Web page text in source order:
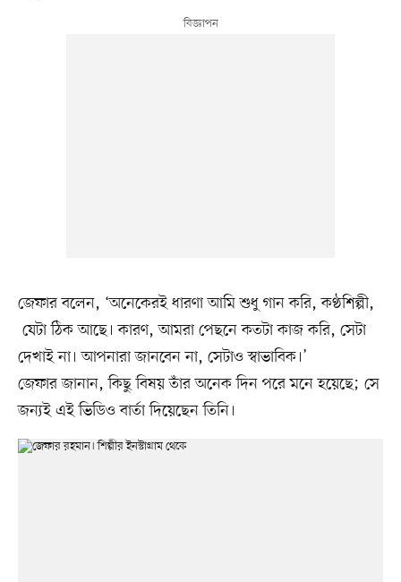
জেফার বলেন, ‘অনেকেরই ধারণা আমি শুধু গান করি, কণ্ঠশিল্পী,
যেটা ঠিক আছে। কারণ, আমরা পেছনে কতটা কাজ করি, সেটা
দেখাই না। আপনারা জানবেন না, সেটাও স্বাভাবিক।’
জেফার জানান, কিছু বিষয় তাঁর অনেক দিন পরে মনে হয়েছে; সে
জন্যই এই ভিডিও বার্তা দিয়েছেন তিনি।